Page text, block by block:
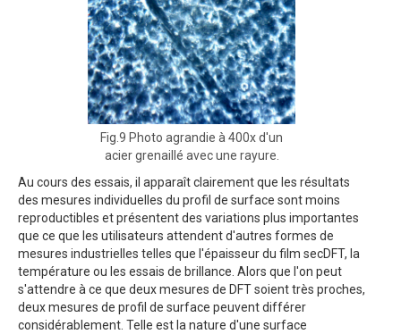
Fig.9 Photo agrandie à 400x d'un
acier grenaillé avec une rayure.
Au cours des essais, il apparaît clairement que les résultats
des mesures individuelles du profil de surface sont moins
reproductibles et présentent des variations plus importantes
que ce que les utilisateurs attendent d'autres formes de
mesures industrielles telles que l'épaisseur du film secDFT, la
température ou les essais de brillance. Alors que l'on peut
s'attendre à ce que deux mesures de DFT soient très proches,
deux mesures de profil de surface peuvent différer
considérablement. Telle est la nature d'une surface